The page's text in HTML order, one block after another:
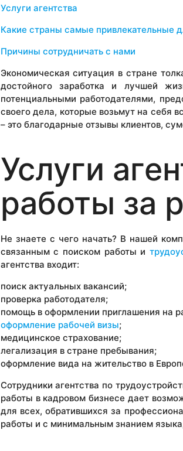
Услуги агентства
Какие страны самые привлекательные
Причины сотрудничать с нами
Экономическая ситуация в стране
достойного заработка и лучшей
потенциальными работодателями,
своего дела, которые возьмут на себя
– это благодарные отзывы клиентов,
Услуги
работы за
Не знаете с чего начать? В нашей
связанным с поиском работы и
агентства входит:
поиск актуальных вакансий;
проверка работодателя;
помощь в оформлении приглашения на
оформление рабочей визы;
медицинское страхование;
легализация в стране пребывания;
оформление вида на жительство в
Сотрудники агентства по
работы в кадровом бизнесе дает
для всех, обратившихся за
работы и с минимальным знанием